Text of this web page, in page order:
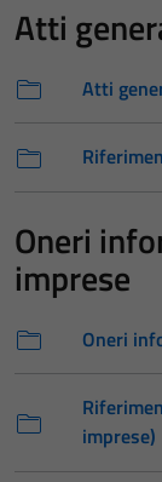
Atti
Atti
Oneri
imprese
Oneri
imprese)